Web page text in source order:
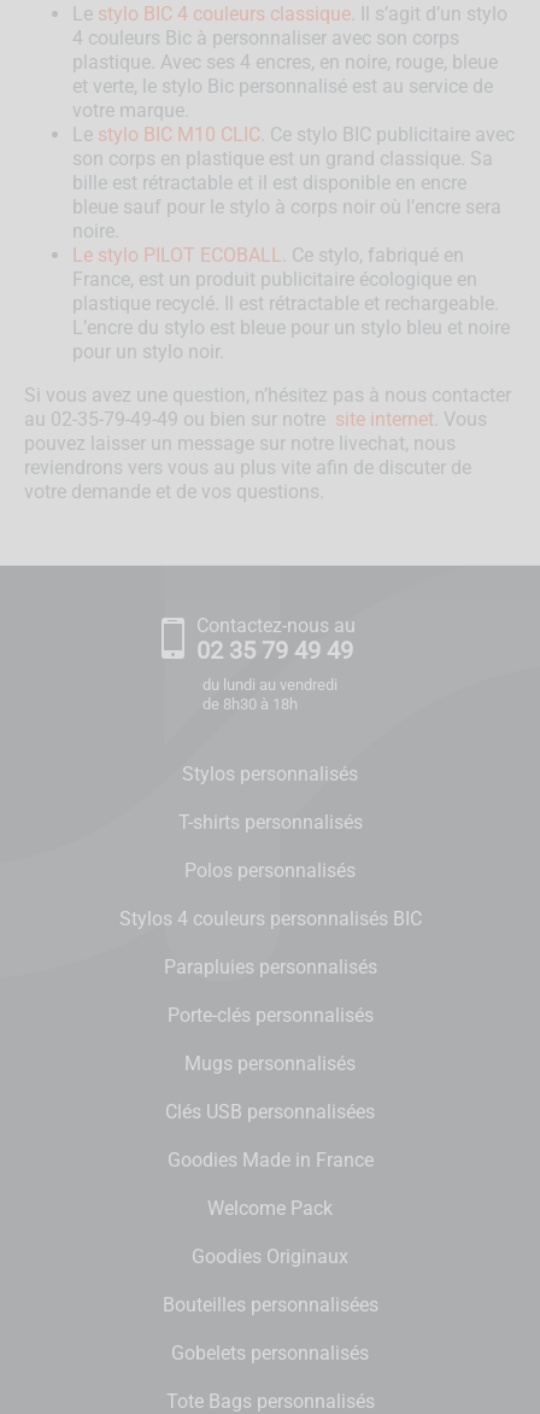
Le stylo BIC 4 couleurs classique . Il s’agit d’un stylo
4 couleurs Bic à personnaliser avec son corps
plastique. Avec ses 4 encres, en noire, rouge, bleue
et verte, le stylo Bic personnalisé est au service de
votre marque.
Le stylo BIC M10 CLIC . Ce stylo BIC publicitaire avec
son corps en plastique est un grand classique. Sa
bille est rétractable et il est disponible en encre
bleue sauf pour le stylo à corps noir où l’encre sera
noire.
Le stylo PILOT ECOBALL
. Ce stylo, fabriqué en
France, est un produit publicitaire écologique en
plastique recyclé. Il est rétractable et rechargeable.
L’encre du stylo est bleue pour un stylo bleu et noire
pour un stylo noir.
Si vous avez une question, n’hésitez pas à nous contacter
au 02-35-79-49-49 ou bien sur notre site internet . Vous
pouvez laisser un message sur notre livechat, nous
reviendrons vers vous au plus vite afin de discuter de
votre demande et de vos questions.
Contactez-nous au
02 35 79 49 49
du lundi au vendredi
de 8h30 à 18h
Stylos personnalisés
T-shirts personnalisés
Polos personnalisés
Stylos 4 couleurs personnalisés BIC
Parapluies personnalisés
Porte-clés personnalisés
Mugs personnalisés
Clés USB personnalisées
Goodies Made in France
Welcome Pack
Goodies Originaux
Bouteilles personnalisées
Gobelets personnalisés
Tote Bags personnalisés